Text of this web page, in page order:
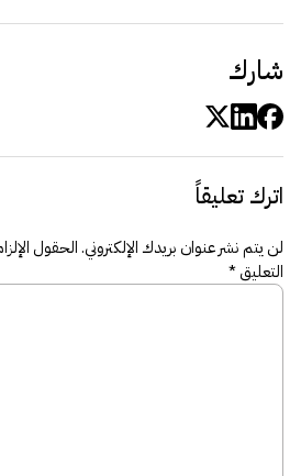
شارك
اترك تعليقاً
لن يتم نشر عنوان بريدك الإلكتروني.الحقول
التعليق*